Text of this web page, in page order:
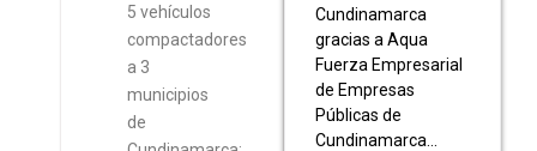
5 vehículos
compactadores
a 3
municipios
de
Cundinamarca
gracias a Aqua
Fuerza Empresarial
de Empresas
Públicas de
Cundinamarca…